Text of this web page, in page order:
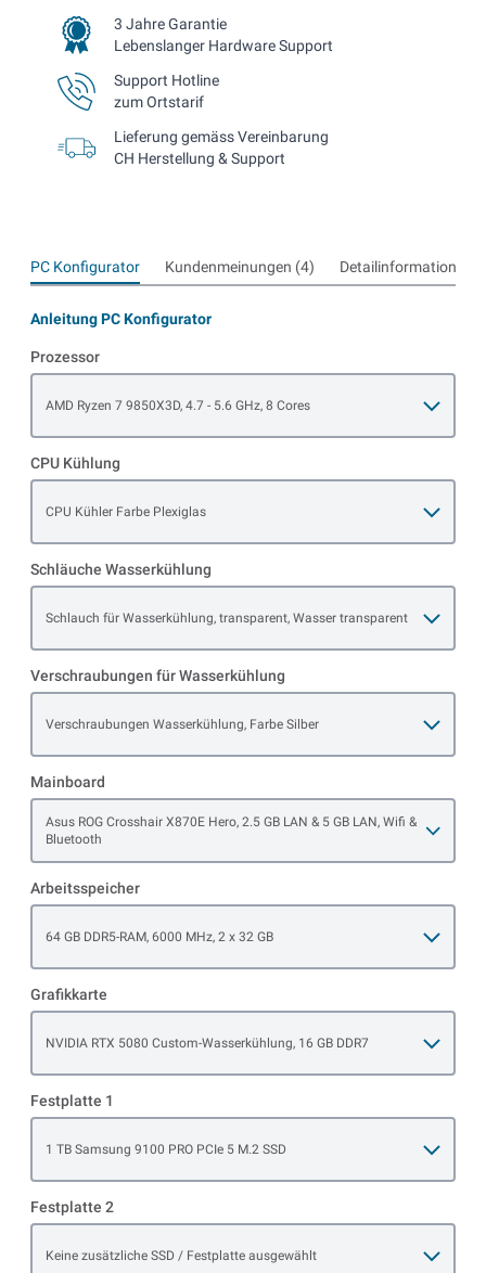
3 Jahre Garantie
Lebenslanger Hardware Support
Support Hotline
zum Ortstarif
Lieferung gemäss Vereinbarung
CH Herstellung & Support
PC Konfigurator Kundenmeinungen (4) Detailinformationen
Anleitung PC Konfigurator
Prozessor
AMD Ryzen 7 9850X3D, 4.7 - 5.6 GHz, 8 Cores
CPU Kühlung
CPU Kühler Farbe Plexiglas
Schläuche Wasserkühlung
Schlauch für Wasserkühlung, transparent, Wasser transparent
Verschraubungen für Wasserkühlung
Verschraubungen Wasserkühlung, Farbe Silber
Mainboard
Asus ROG Crosshair X870E Hero, 2.5 GB LAN & 5 GB LAN, Wifi &
Bluetooth
Open item options
Arbeitsspeicher
64 GB DDR5-RAM, 6000 MHz, 2 x 32 GB
Grafikkarte
NVIDIA RTX 5080 Custom-Wasserkühlung, 16 GB DDR7
Festplatte 1
1 TB Samsung 9100 PRO PCIe 5 M.2 SSD
Festplatte 2
Keine zusätzliche SSD / Festplatte ausgewählt